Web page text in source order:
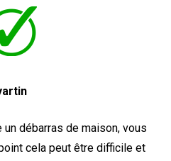
débarras de maison, vous
cela peut être difficile et